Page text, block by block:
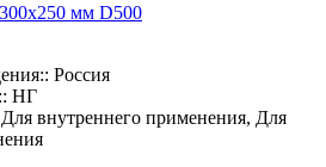
мм D500
Россия
НГ
внутреннего применения, Для